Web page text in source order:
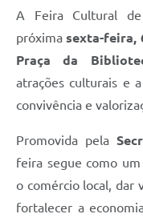
A Feira Cultural de
próximasexta-feira,
Praça da
atrações culturais e
convivência e
Promovida pela
feira segue como
o comércio local, dar
fortalecer a